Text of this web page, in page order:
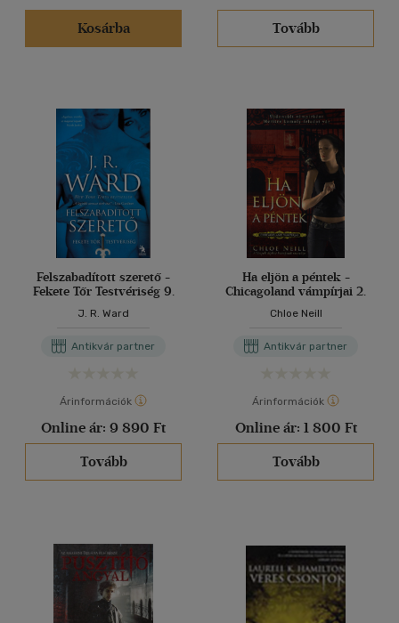
Kosárba
Tovább
Felszabadított szerető -
Fekete Tőr Testvériség 9.
J. R. Ward
Antikvár partner
Árinformációk
Online ár: 9 890 Ft
Tovább
Ha eljön a péntek -
Chicagoland vámpírjai 2.
Chloe Neill
Antikvár partner
Árinformációk
Online ár: 1 800 Ft
Tovább